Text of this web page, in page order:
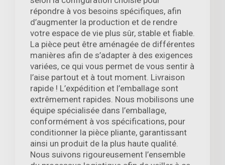
répondre à vos besoins spécifiques, afin
d’augmenter la production et de rendre
votre espace de vie plus sûr, stable et fiable.
La pièce peut être aménagée de différentes
manières afin de s’adapter à des exigences
variées, ce qui vous permet de vous sentir à
l’aise partout et à tout moment. Livraison
rapide ! L’expédition et l’emballage sont
extrêmement rapides. Nous mobilisons une
équipe spécialisée dans l’emballage,
conformément à vos spécifications, pour
conditionner la pièce pliante, garantissant
ainsi un produit de la plus haute qualité.
Nous suivons rigoureusement l’ensemble